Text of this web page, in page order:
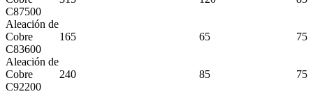
C87500
Aleación de
Cobre
C83600
165 65 75
Aleación de
Cobre
C92200
240 85 75